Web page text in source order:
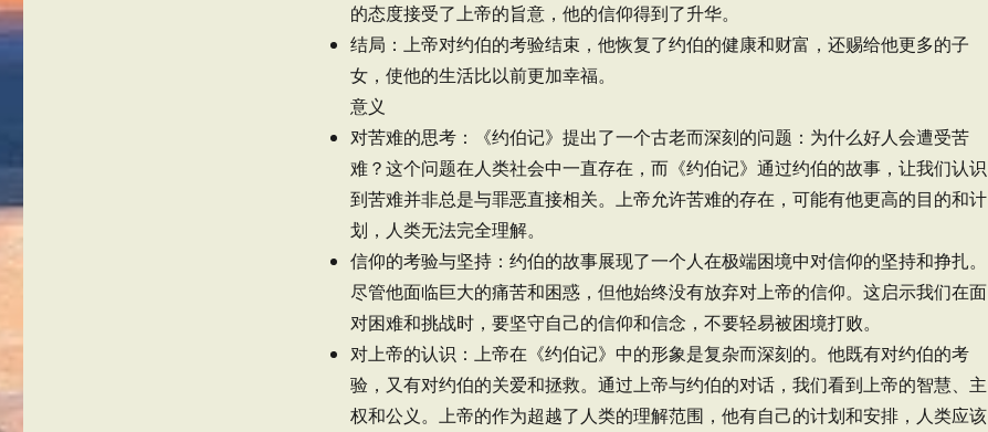
的态度接受了上帝的旨意，他的信仰得到了升华。
结局：上帝对约伯的考验结束，他恢复了约伯的健康和财富，还赐给他更多的子
女，使他的生活比以前更加幸福。
意义
对苦难的思考：《约伯记》提出了一个古老而深刻的问题：为什么好人会遭受苦
难？这个问题在人类社会中一直存在，而《约伯记》通过约伯的故事，让我们认识
到苦难并非总是与罪恶直接相关。上帝允许苦难的存在，可能有他更高的目的和计
划，人类无法完全理解。
信仰的考验与坚持：约伯的故事展现了一个人在极端困境中对信仰的坚持和挣扎。
尽管他面临巨大的痛苦和困惑，但他始终没有放弃对上帝的信仰。这启示我们在面
对困难和挑战时，要坚守自己的信仰和信念，不要轻易被困境打败。
对上帝的认识：上帝在《约伯记》中的形象是复杂而深刻的。他既有对约伯的考
验，又有对约伯的关爱和拯救。通过上帝与约伯的对话，我们看到上帝的智慧、主
权和公义。上帝的作为超越了人类的理解范围，他有自己的计划和安排，人类应该